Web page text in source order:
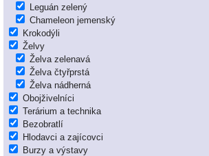
Leguán zelený
Chameleon jemenský
Krokodýli
Želvy
Želva zelenavá
Želva čtyřprstá
Želva nádherná
Obojživelníci
Terárium a technika
Bezobratlí
Hlodavci a zajícovci
Burzy a výstavy